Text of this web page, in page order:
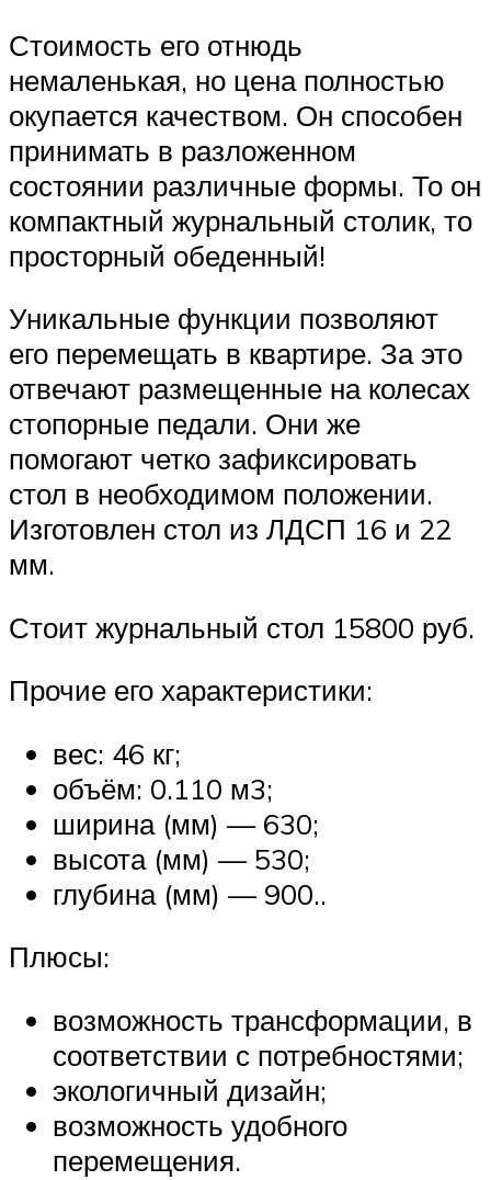
Стоимость его отнюдь
немаленькая, но цена полностью
окупается качеством. Он способен
принимать в разложенном
состоянии различные формы. То он
компактный журнальный столик, то
просторный обеденный!
Уникальные функции позволяют
его перемещать в квартире. За это
отвечают размещенные на колесах
стопорные педали. Они же
помогают четко зафиксировать
стол в необходимом положении.
Изготовлен стол из ЛДСП 16 и 22
мм.
Стоит журнальный стол 15800 руб.
Прочие его характеристики:
вес: 46 кг;
объём: 0.110 м3;
ширина (мм) — 630;
высота (мм) — 530;
глубина (мм) — 900..
Плюсы:
возможность трансформации, в
соответствии с потребностями;
экологичный дизайн;
возможность удобного
перемещения.